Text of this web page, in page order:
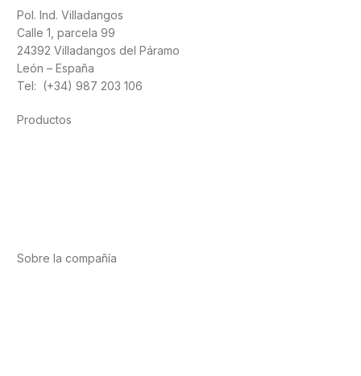
Pol. Ind. Villadangos
Calle 1, parcela 99
24392 Villadangos del Páramo
León – España
Tel: (+34) 987 203 106
Productos
Sobre la compañía